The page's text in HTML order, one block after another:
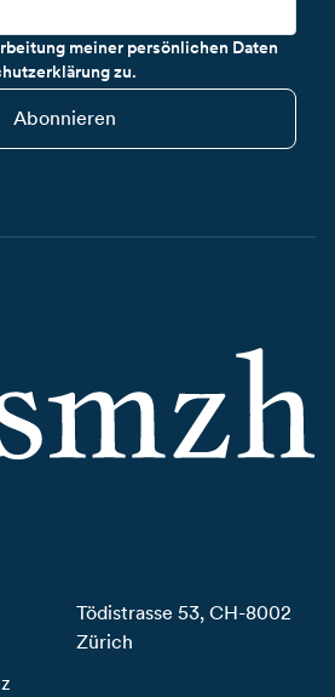
meiner persönlichen Daten
zu.
Abonnieren
Tödistrasse 53, CH-8002
Zürich